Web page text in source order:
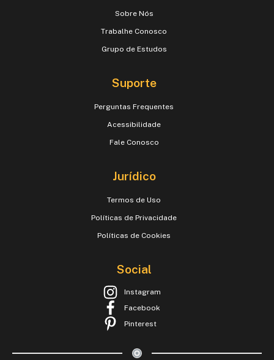
Sobre Nós
Trabalhe Conosco
Grupo de Estudos
Suporte
Perguntas Frequentes
Acessibilidade
Fale Conosco
Jurídico
Termos de Uso
Políticas de Privacidade
Políticas de Cookies
Social
Instagram
Facebook
Pinterest